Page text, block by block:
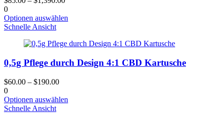
0
Optionen auswählen
mehrere
Die
Optionen
Produktseite
Schnelle Ansicht
0,5g Pflege durch Design 4:1 CBD Kartusche
$60.00 – $190.00
0
Optionen auswählen
Schnelle Ansicht